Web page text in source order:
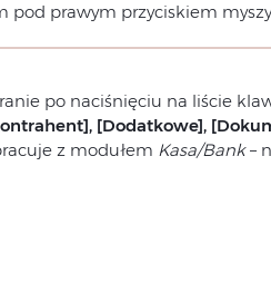
prawym przyciskiem
po naciśnięciu na liście
[Dodatkowe],
z modułem Kasa/Bank–